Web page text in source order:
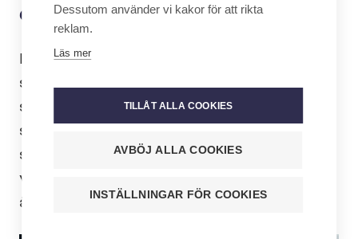
ett yrke innehåller en punkt
I mitt arbete träffar jag många
studerande och personer som inleder
sin yrkeskarriär, och jag märker ofta
samma sak: man är ivrig över att ha fått
sin yrkesexamen och glömmer bort en
viktig sak. Till hjälp har jag ett tips som
är förvånansvärt enkelt att genomföra!
Dessutom använder vi kakor för att rikta
reklam.
Läs mer
TILLÅT ALLA COOKIES
AVBÖJ ALLA COOKIES
INSTÄLLNINGAR FÖR COOKIES